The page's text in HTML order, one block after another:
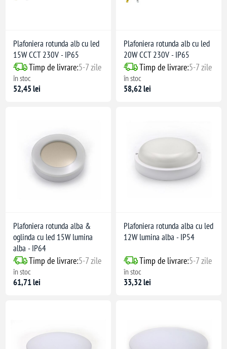
Plafoniera rotunda alb cu led
15W CCT 230V - IP65
Timp de livrare:5-7 zile
în stoc
52,45 lei
Plafoniera rotunda alb cu led
20W CCT 230V - IP65
Timp de livrare:5-7 zile
în stoc
58,62 lei
Plafoniera rotunda alba &
oglinda cu led 15W lumina
alba - IP64
Timp de livrare:5-7 zile
în stoc
61,71 lei
Plafoniera rotunda alba cu led
12W lumina alba - IP54
Timp de livrare:5-7 zile
în stoc
33,32 lei